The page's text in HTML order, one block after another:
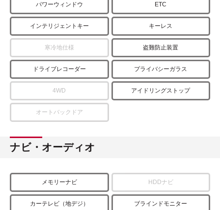
パワーウィンドウ ETC
インテリジェントキー キーレス
寒冷地仕様 盗難防止装置
ドライブレコーダー プライバシーガラス
4WD アイドリングストップ
オートバックドア
ナビ・オーディオ
メモリーナビ HDDナビ
カーテレビ（地デジ） ブラインドモニター